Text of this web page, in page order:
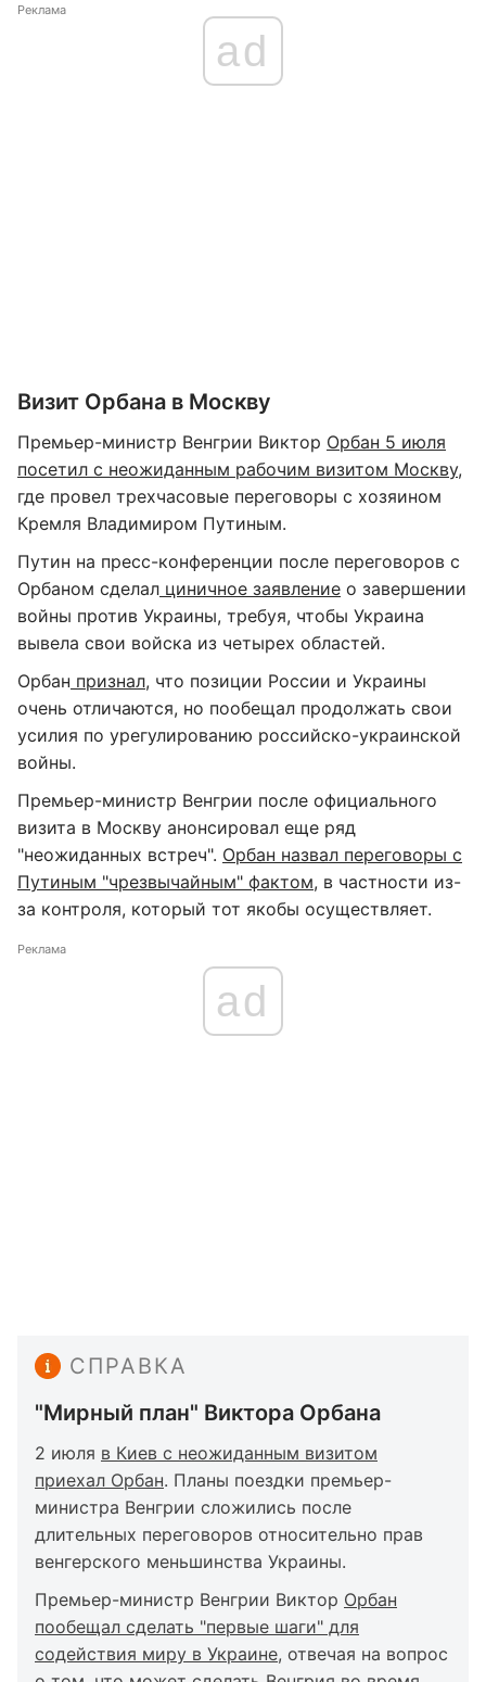
Реклама
ad
Визит Орбана в Москву
Премьер-министр Венгрии Виктор Орбан 5 июля
посетил с неожиданным рабочим визитом Москву,
где провел трехчасовые переговоры с хозяином
Кремля Владимиром Путиным.
Путин на пресс-конференции после переговоров с
Орбаном сделал циничное заявление о завершении
войны против Украины, требуя, чтобы Украина
вывела свои войска из четырех областей.
Орбан признал, что позиции России и Украины
очень отличаются, но пообещал продолжать свои
усилия по урегулированию российско-украинской
войны.
Премьер-министр Венгрии после официального
визита в Москву анонсировал еще ряд
"неожиданных встреч". Орбан назвал переговоры с
Путиным "чрезвычайным" фактом, в частности из-
за контроля, который тот якобы осуществляет.
Реклама
ad
СПРАВКА
"Мирный план" Виктора Орбана
2 июля в Киев с неожиданным визитом
приехал Орбан. Планы поездки премьер-
министра Венгрии сложились после
длительных переговоров относительно прав
венгерского меньшинства Украины.
Премьер-министр Венгрии Виктор Орбан
пообещал сделать "первые шаги" для
содействия миру в Украине, отвечая на вопрос